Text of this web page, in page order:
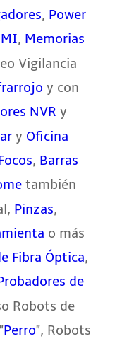
, Power
, Memorias
Vigilancia
y con
NVR y
y Oficina
, Barras
también
Pinzas,
o más
Fibra Óptica,
de
Robots de
Perro", Robots